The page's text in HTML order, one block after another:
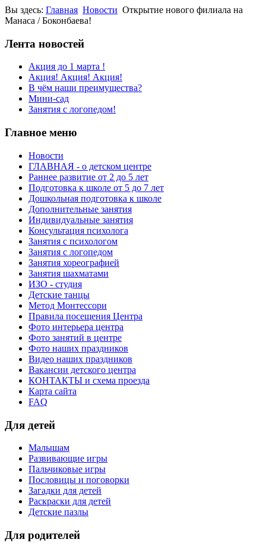
Вы здесь: Главная Новости Открытие нового филиала на
Манаса / Боконбаева!
Лента новостей
Акция до 1 марта !
Акция! Акция! Акция!
В чём наши преимущества?
Мини-сад
Занятия с логопедом!
Главное меню
Новости
ГЛАВНАЯ - о детском центре
Раннее развитие от 2 до 5 лет
Подготовка к школе от 5 до 7 лет
Дошкольная подготовка к школе
Дополнительные занятия
Индивидуальные занятия
Консультация психолога
Занятия с психологом
Занятия с логопедом
Занятия хореографией
Занятия шахматами
ИЗО - студия
Детские танцы
Метод Монтессори
Правила посещения Центра
Фото интерьера центра
Фото занятий в центре
Фото наших праздников
Видео наших праздников
Вакансии детского центра
КОНТАКТЫ и схема проезда
Карта сайта
FAQ
Для детей
Малышам
Развивающие игры
Пальчиковые игры
Пословицы и поговорки
Загадки для детей
Раскраски для детей
Детские пазлы
Для родителей